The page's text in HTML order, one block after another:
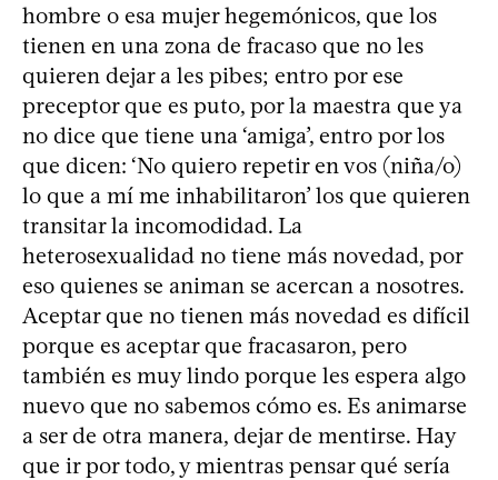
hombre o esa mujer hegemónicos, que los
tienen en una zona de fracaso que no les
quieren dejar a les pibes; entro por ese
preceptor que es puto, por la maestra que ya
no dice que tiene una ‘amiga’, entro por los
que dicen: ‘No quiero repetir en vos (niña/o)
lo que a mí me inhabilitaron’ los que quieren
transitar la incomodidad. La
heterosexualidad no tiene más novedad, por
eso quienes se animan se acercan a nosotres.
Aceptar que no tienen más novedad es difícil
porque es aceptar que fracasaron, pero
también es muy lindo porque les espera algo
nuevo que no sabemos cómo es. Es animarse
a ser de otra manera, dejar de mentirse. Hay
que ir por todo, y mientras pensar qué sería